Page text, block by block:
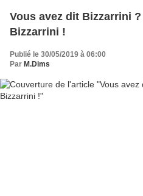
Vous avez dit Bizzarrini
Bizzarrini !
Publié le 30/05/2019 à 06:00
Par M.Dims